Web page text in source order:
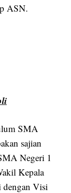
ASN.
SMA
sajian
Negeri 1
Kepala
dengan Visi